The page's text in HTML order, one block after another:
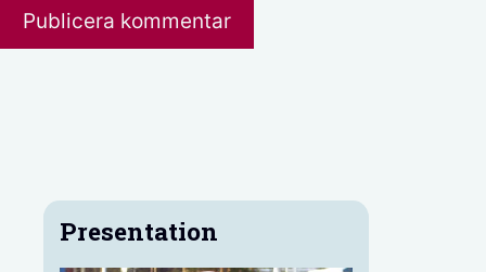
Presentation